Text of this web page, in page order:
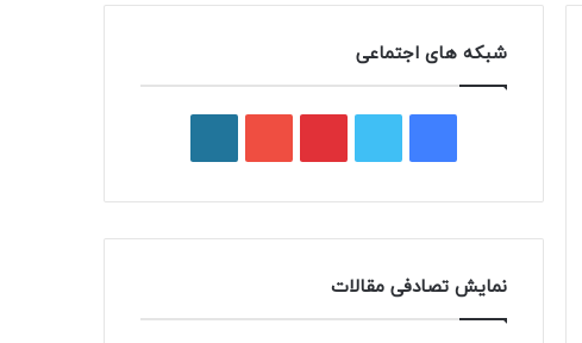
شبکه های اجتماعی
نمایش تصادفی مقالات